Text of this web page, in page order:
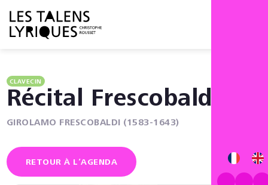
CLAVECIN
Récital Frescobaldi
GIROLAMO FRESCOBALDI (1583-1643)
RETOUR À L’AGENDA